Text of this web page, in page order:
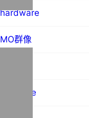
hardware
MO群像
software